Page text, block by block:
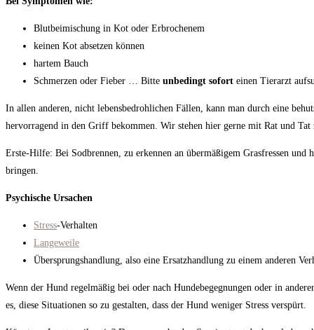
Blutbeimischung in Kot oder Erbrochenem
keinen Kot absetzen können
hartem Bauch
Schmerzen oder Fieber … Bitte unbedingt sofort einen Tierarzt
In allen anderen, nicht lebensbedrohlichen Fällen, kann man durch eine
hervorragend in den Griff bekommen. Wir stehen hier gerne mit Rat und Tat
Erste-Hilfe: Bei Sodbrennen, zu erkennen an übermäßigem Grasfressen
bringen.
Psychische Ursachen
Stress-Verhalten
Langeweile
Übersprungshandlung, also eine Ersatzhandlung zu einem anderen
Wenn der Hund regelmäßig bei oder nach Hundebegegnungen oder in
es, diese Situationen so zu gestalten, dass der Hund weniger Stress verspürt.